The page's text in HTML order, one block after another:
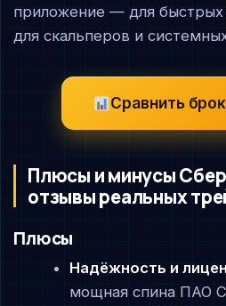
приложение — для
для скальпeров и
Сравнить
Плюсы и минусы
отзывы реальных
Плюсы
Надёжность и
мощная спина ПАО